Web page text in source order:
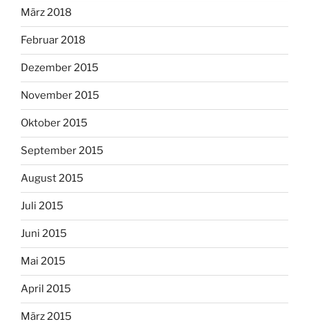
März 2018
Februar 2018
Dezember 2015
November 2015
Oktober 2015
September 2015
August 2015
Juli 2015
Juni 2015
Mai 2015
April 2015
März 2015